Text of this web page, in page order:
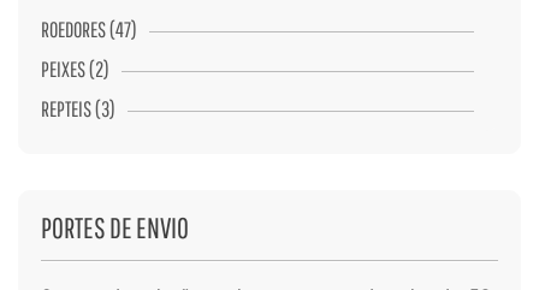
ROEDORES (47)
PEIXES (2)
REPTEIS (3)
PORTES DE ENVIO